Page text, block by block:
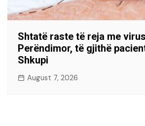
Shtatë raste të reja me
Perëndimor, të gjithë
Shkupi
August 7, 2026